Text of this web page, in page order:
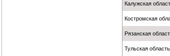
Калужская
Костромская
Рязанская
Тульская область